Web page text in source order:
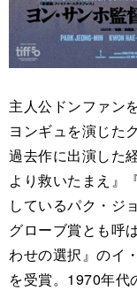
主人公ドンファン
ヨンギュを演じた
過去作に出演した
より救いたまえ』
しているパク・ジ
グローブ賞とも呼
わせの選択』のイ
を受賞。1970年代